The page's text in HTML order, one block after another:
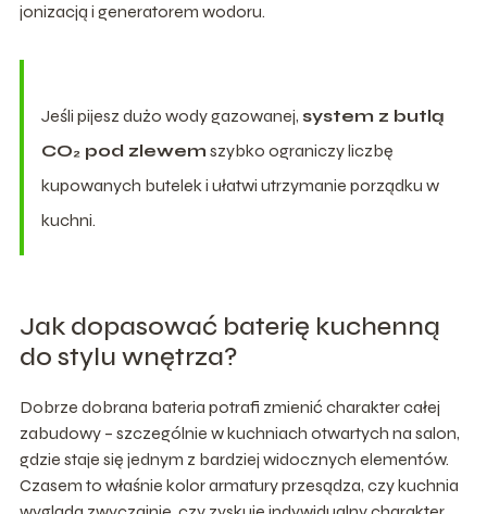
jonizacją i generatorem wodoru.
Jeśli pijesz dużo wody gazowanej, system z butlą
CO₂ pod zlewem szybko ograniczy liczbę
kupowanych butelek i ułatwi utrzymanie porządku w
kuchni.
Jak dopasować baterię kuchenną
do stylu wnętrza?
Dobrze dobrana bateria potrafi zmienić charakter całej
zabudowy – szczególnie w kuchniach otwartych na salon,
gdzie staje się jednym z bardziej widocznych elementów.
Czasem to właśnie kolor armatury przesądza, czy kuchnia